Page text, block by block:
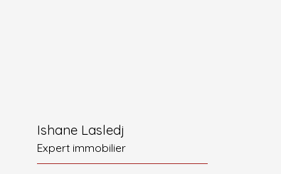
Ishane Lasledj
Expert immobilier